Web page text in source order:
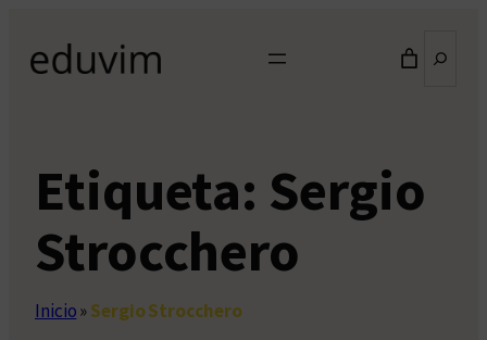
contenido
Etiqueta: Sergio
Strocchero
Inicio»Sergio Strocchero